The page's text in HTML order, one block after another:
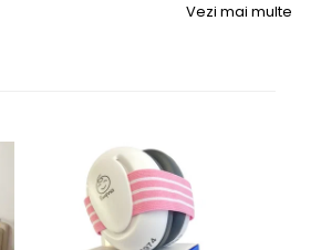
Vezi mai multe